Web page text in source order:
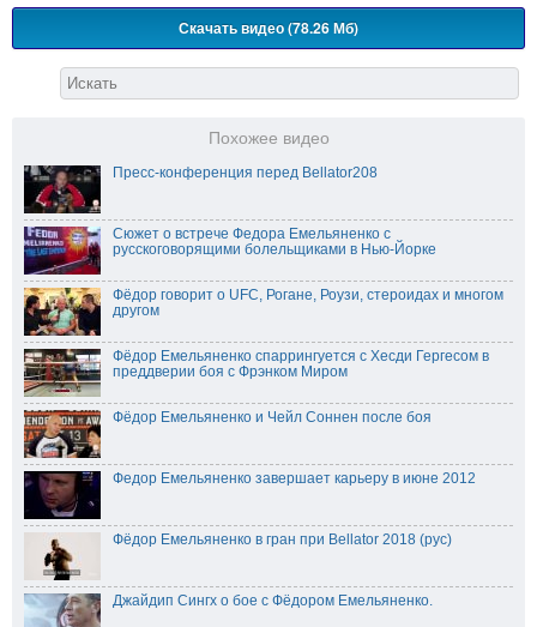
Скачать видео (78.26 Мб)
Похожее видео
Пресс-конференция перед Bellator208
Сюжет о встрече Федора Емельяненко с
русскоговорящими болельщиками в Нью-Йорке
Фёдор говорит о UFC, Рогане, Роузи, стероидах и многом
другом
Фёдор Емельяненко спаррингуется с Хесди Гергесом в
преддверии боя с Фрэнком Миром
Фёдор Емельяненко и Чейл Соннен после боя
Федор Емельяненко завершает карьеру в июне 2012
Фёдор Емельяненко в гран при Bellator 2018 (рус)
Джайдип Сингх о бое с Фёдором Емельяненко.